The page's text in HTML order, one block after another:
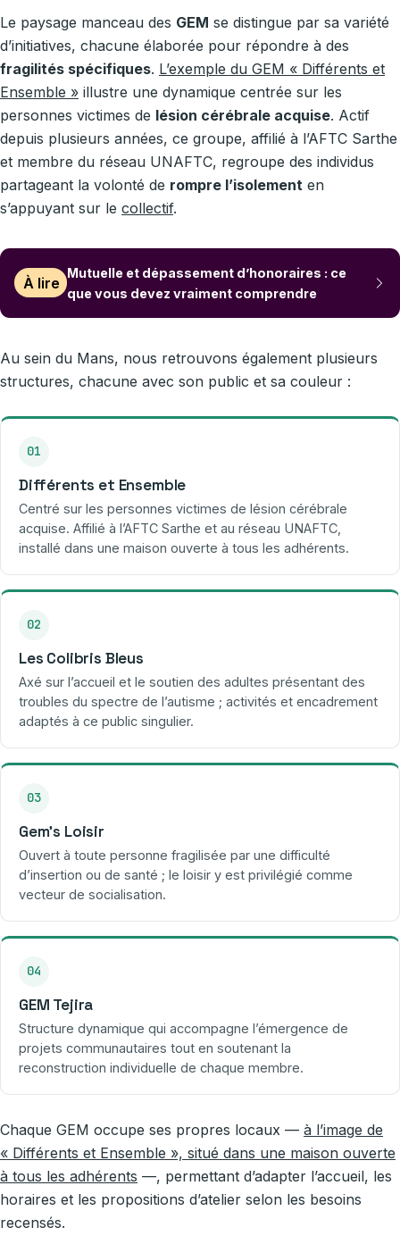
Le paysage manceau des GEM se distingue par sa variété
d’initiatives, chacune élaborée pour répondre à des
fragilités spécifiques. L’exemple du GEM « Différents et
Ensemble » illustre une dynamique centrée sur les
personnes victimes de lésion cérébrale acquise. Actif
depuis plusieurs années, ce groupe, affilié à l’AFTC Sarthe
et membre du réseau UNAFTC, regroupe des individus
partageant la volonté de rompre l’isolement en
s’appuyant sur le collectif.
À lire
Mutuelle et dépassement d’honoraires : ce
que vous devez vraiment comprendre
Au sein du Mans, nous retrouvons également plusieurs
structures, chacune avec son public et sa couleur :
01
Différents et Ensemble
Centré sur les personnes victimes de lésion cérébrale
acquise. Affilié à l’AFTC Sarthe et au réseau UNAFTC,
installé dans une maison ouverte à tous les adhérents.
02
Les Colibris Bleus
Axé sur l’accueil et le soutien des adultes présentant des
troubles du spectre de l’autisme ; activités et encadrement
adaptés à ce public singulier.
03
Gem’s Loisir
Ouvert à toute personne fragilisée par une difficulté
d’insertion ou de santé ; le loisir y est privilégié comme
vecteur de socialisation.
04
GEM Tejira
Structure dynamique qui accompagne l’émergence de
projets communautaires tout en soutenant la
reconstruction individuelle de chaque membre.
Chaque GEM occupe ses propres locaux — à l’image de
« Différents et Ensemble », situé dans une maison ouverte
à tous les adhérents —, permettant d’adapter l’accueil, les
horaires et les propositions d’atelier selon les besoins
recensés.